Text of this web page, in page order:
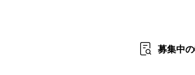
募集中